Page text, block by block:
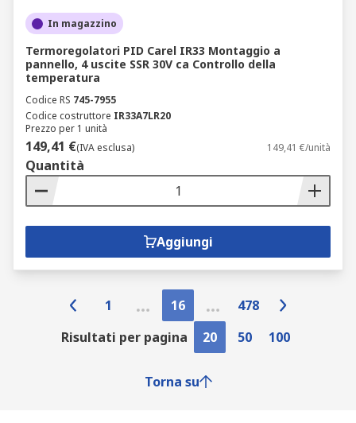
In magazzino
Termoregolatori PID Carel IR33 Montaggio a
pannello, 4 uscite SSR 30V ca Controllo della
temperatura
Codice RS 745-7955
Codice costruttore IR33A7LR20
Prezzo per 1 unità
149,41 €(IVA esclusa) 149,41 €/unità
Quantità
Aggiungi
1 16
478
Risultati per pagina
20 50 100
Torna su